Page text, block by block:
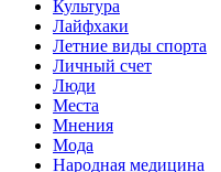
Культура
Лайфхаки
Летние виды спорта
Личный счет
Люди
Места
Мнения
Мода
Народная медицина